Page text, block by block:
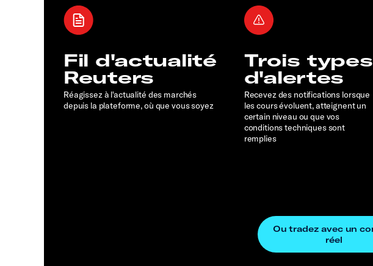
Fil d'actualité
Reuters
Réagissez à l'actualité des marchés
depuis la plateforme, où que vous soyez
Trois types
d'alertes
Recevez des notifications lorsque
les cours évoluent, atteignent un
certain niveau ou que vos
conditions techniques sont
remplies